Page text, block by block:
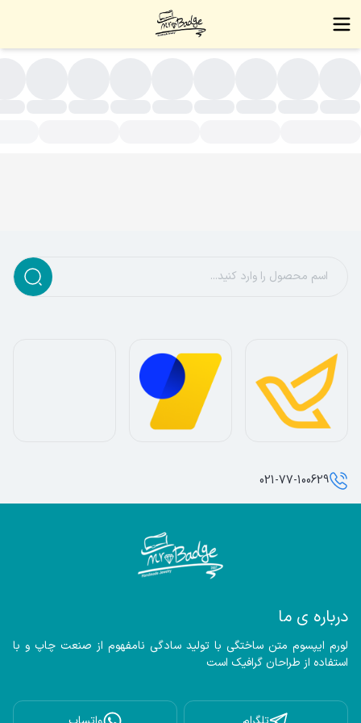
درباره ی ما
استفاده از طراحان گرافیک است
021-77-100629